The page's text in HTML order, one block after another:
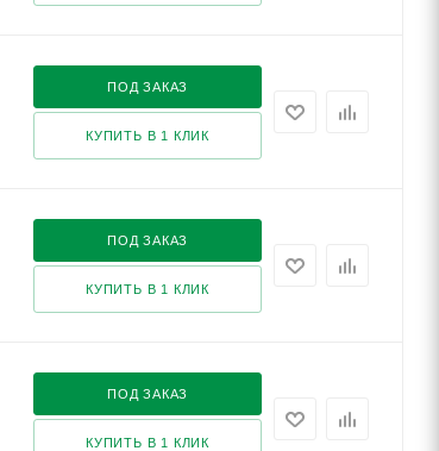
ПОД ЗАКАЗ
КУПИТЬ В 1 КЛИК
ПОД ЗАКАЗ
КУПИТЬ В 1 КЛИК
ПОД ЗАКАЗ
КУПИТЬ В 1 КЛИК